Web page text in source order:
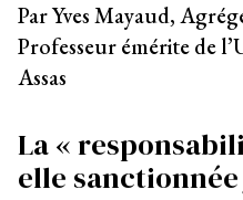
Par Yves Mayaud,
Professeur émérite de
Assas
La «
elle